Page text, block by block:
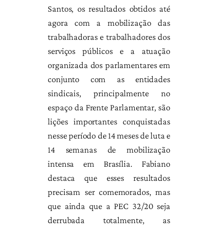
Santos, os resultados obtidos até
agora com a mobilização das
trabalhadoras e trabalhadores dos
serviços públicos e a atuação
organizada dos parlamentares em
conjunto com as entidades
sindicais, principalmente no
espaço da Frente Parlamentar, são
lições importantes conquistadas
nesse período de 14 meses de luta e
14 semanas de mobilização
intensa em Brasília. Fabiano
destaca que esses resultados
precisam ser comemorados, mas
que ainda que a PEC 32/20 seja
derrubada totalmente, as